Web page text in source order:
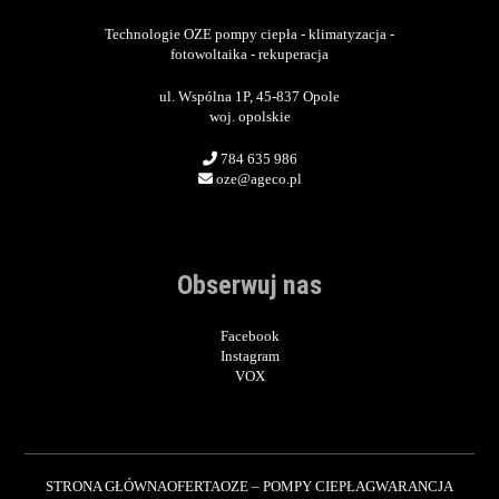
Technologie OZE pompy ciepła - klimatyzacja -
fotowoltaika - rekuperacja
ul. Wspólna 1P, 45-837 Opole
woj. opolskie
784 635 986
oze@ageco.pl
Obserwuj nas
Facebook
Instagram
VOX
STRONA GŁÓWNAOFERTAOZE – POMPY CIEPŁAGWARANCJA